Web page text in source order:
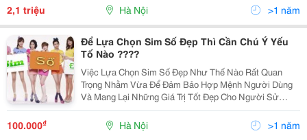
2,1 triệu Hà Nội >1 năm
Để Lựa Chọn Sim Số Đẹp Thì Cần Chú Ý Yếu
Tố Nào ????
Việc Lựa Chọn Sim Số Đẹp Như Thế Nào Rất Quan
Trọng Nhằm Vừa Để Đảm Bảo Hợp Mệnh Người Dùng
Và Mang Lại Những Giá Trị Tốt Đẹp Cho Người Sử
Dụng . Vậy Những Yếu Tố Để Chúng Ta Đưa Ra Quyết
Định Khi Lựa Chọn Sim Số Đẹp Giá Rẻ Cho Riêng Mình
Là Gì ? Hãy
100.000₫ Hà Nội >1 năm